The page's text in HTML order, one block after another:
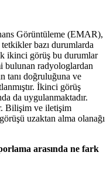
Görüntüleme (EMAR),
bazı durumlarda
ikinci görüş bu durumlar
bulunan radyologlardan
tanı doğruluğuna ve
İkinci görüş
da uygulanmaktadır.
Bilişim ve iletişim
uzaktan alma olanağı
arasında ne fark